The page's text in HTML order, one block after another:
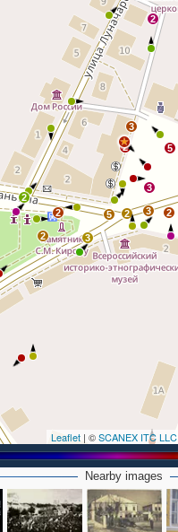
2
2
2
3
5 2 3 2
3
2
3
5
2
Leaflet | ©SCANEX ITC LLC
Nearby images